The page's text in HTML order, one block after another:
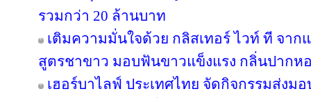
รวมกว่า 20 ล้านบาท
เติมความมั่นใจด้วย กลิสเทอร์ ไวท์ ที จาก
สูตรชาขาว มอบฟันขาวแข็งแรง กลิ่นปากห
เฮอร์บาไลฟ์ ประเทศไทย จัดกิจกรรมส่ง